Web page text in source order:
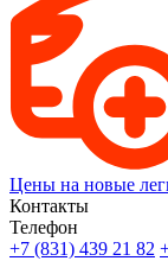
Цены на новые
Контакты
Телефон
+7 (831) 439 21 82